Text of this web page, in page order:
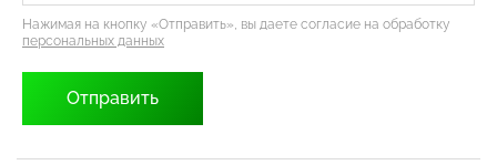
Нажимая на кнопку «Отправить», вы даете согласие на обработку
персональных данных